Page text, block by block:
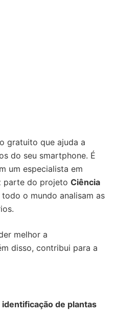
gratuito que ajuda a
do seu smartphone. É
um especialista em
parte do projeto Ciência
o mundo analisam as
melhor a
disso, contribui para a
identificação de plantas